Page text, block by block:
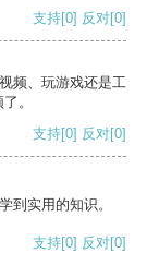
支持[0] 反对[0]
频、玩游戏还是工
。
支持[0] 反对[0]
到实用的知识。
支持[0] 反对[0]